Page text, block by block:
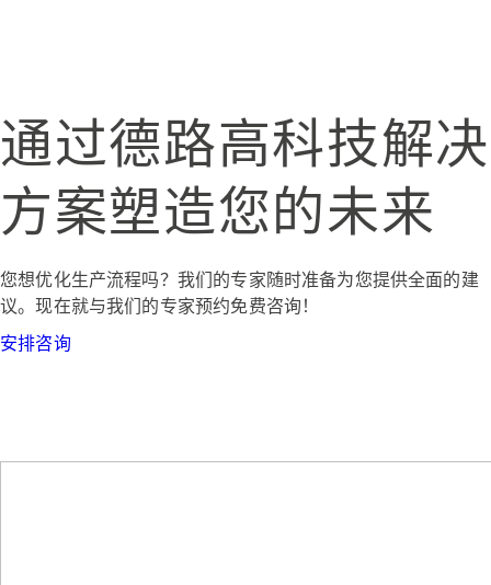
通过德路高科技解决
方案塑造您的未来
您想优化生产流程吗？我们的专家随时准备为您提供全面的建
议。现在就与我们的专家预约免费咨询！
安排咨询